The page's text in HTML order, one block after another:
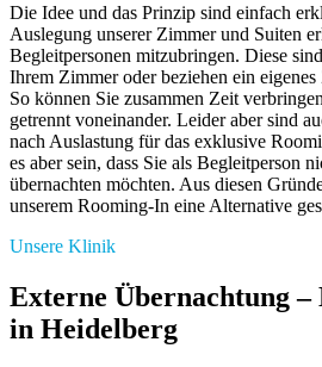
Die Idee und das Prinzip sind einfach
Auslegung unserer Zimmer und Suiten
Begleitpersonen mitzubringen. Diese
Ihrem Zimmer oder beziehen ein
So können Sie zusammen Zeit
getrennt voneinander. Leider aber sind
nach Auslastung für das exklusive
es aber sein, dass Sie als Begleitperson
übernachten möchten. Aus diesen
unserem Rooming-In eine Alternative
Unsere Klinik
Externe Übernachtung –
in Heidelberg